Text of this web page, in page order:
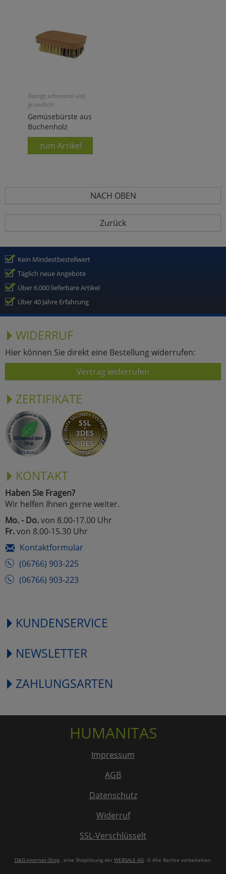
Reinigt schonend und
gründlich!
Gemüsebürste aus
Buchenholz
zum Artikel
NACH OBEN
Zurück
Kein Mindestbestellwert
Täglich neue Angebote
Über 6.000 lieferbare Artikel
Über 40 Jahre Erfahrung
WIDERRUF
Hier können Sie direkt eine Bestellung widerrufen:
Vertrag widerrufen
ZERTIFIKATE
KONTAKT
Haben Sie Fragen?
Wir helfen Ihnen gerne weiter.
Mo. - Do.von 8.00-17.00 Uhr
Fr.von 8.00-15.30 Uhr
Kontaktformular
(06766) 903-225
(06766) 903-223
KUNDENSERVICE
NEWSLETTER
ZAHLUNGSARTEN
HUMANITAS
Impressum
AGB
Datenschutz
Widerruf
SSL-Verschlüsselt
D&G-Internet-Shop, eine Shoplösung der WEBSALE AG. © Alle Rechte vorbehalten.